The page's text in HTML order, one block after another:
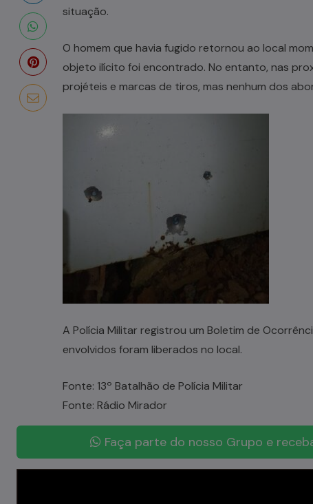
situação.
O homem que havia fugido retornou ao local
objeto ilícito foi encontrado. No entanto, nas
projéteis e marcas de tiros, mas nenhum dos
A Polícia Militar registrou um Boletim de
envolvidos foram liberados no local.
Fonte: 13º Batalhão de Polícia Militar
Fonte: Rádio Mirador
Faça parte do nosso Grupo e